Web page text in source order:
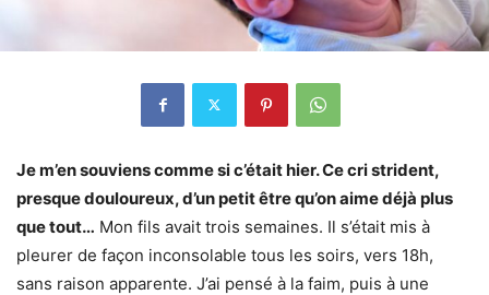
Je m’en souviens comme si c’était hier. Ce cri strident,
presque douloureux, d’un petit être qu’on aime déjà plus
que tout… Mon fils avait trois semaines. Il s’était mis à
pleurer de façon inconsolable tous les soirs, vers 18h,
sans raison apparente. J’ai pensé à la faim, puis à une